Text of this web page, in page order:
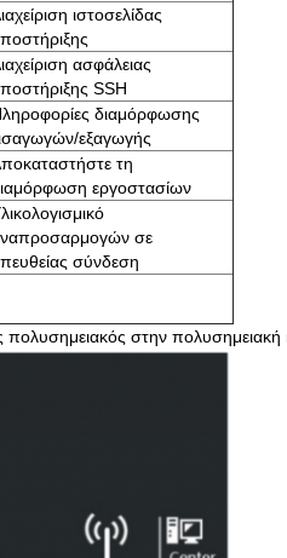
ιστοσελίδας
ασφάλειας
SSH
διαμόρφωσης
εξαγωγής
τη
εργοστασίων
σε
σύνδεση
πολυσημειακός στην πολυσημειακή